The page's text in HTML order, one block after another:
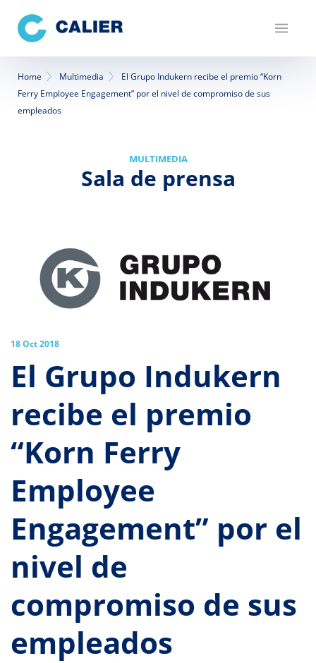
contenido
principal
Sobrescribir
enlaces
Home Multimedia
El Grupo Indukern recibe el premio “Korn
Ferry Employee Engagement” por el nivel de compromiso de sus
empleados
MULTIMEDIA
Sala de prensa
18 Oct 2018
El Grupo Indukern
recibe el premio
“Korn Ferry
Employee
Engagement” por el
nivel de
compromiso de sus
empleados